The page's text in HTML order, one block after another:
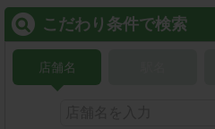
こだわり条件で検索
店舗名